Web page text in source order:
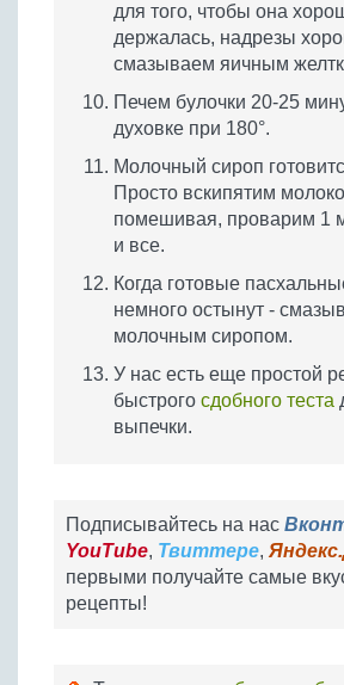
для того, чтобы она
держалась, надрезы
смазываем яичным
Печем булочки 20-25
духовке при 180°.
Молочный сироп
Просто вскипятим
помешивая, проварим 1
и все.
Когда готовые
немного остынут -
молочным сиропом.
У нас есть еще простой
быстрого сдобного теста
выпечки.
Подписывайтесь на нас
YouTube, Твиттере,
первыми получайте самые
рецепты!